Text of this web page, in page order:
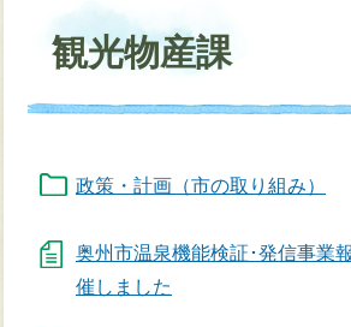
観光物産課
政策・計画（市の取り組み）
奥州市温泉機能検証･発信事業
催しました